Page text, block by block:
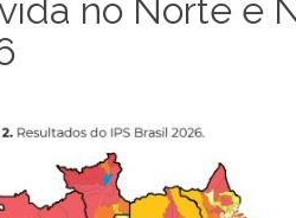
no Norte e